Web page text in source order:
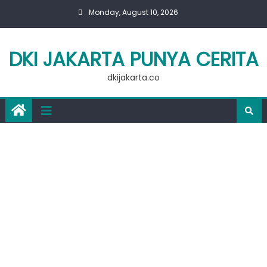
Monday, August 10, 2026
DKI JAKARTA PUNYA CERITA
dkijakarta.co